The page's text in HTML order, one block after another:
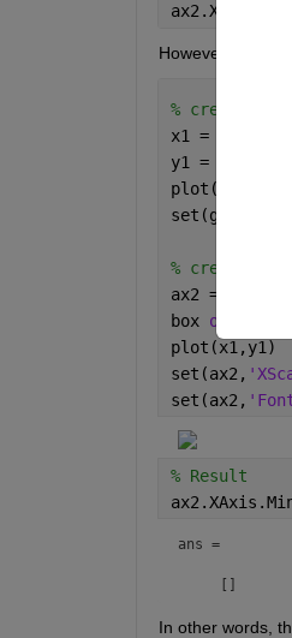
However, when I
% create a
x1 =
y1 =
plot(x1,y1)
set(gca,
% create
ax2 = axes(
box on
set(ax2,
set(ax2,
% Result
ans =
     []
In other words,